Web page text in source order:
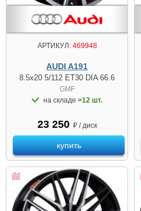
АРТИКУЛ:469948
AUDI A191
8.5x20 5/112 ET30 DIA 66.6
GMF
на складе >12 шт.
23 250 ₽ / диск
купить